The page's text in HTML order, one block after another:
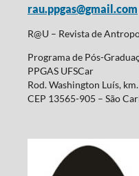
rau.ppgas@gmail.com
R@U – Revista de
Programa de Pós-
PPGAS UFSCar
Rod. Washington Luís,
CEP 13565-905 – São